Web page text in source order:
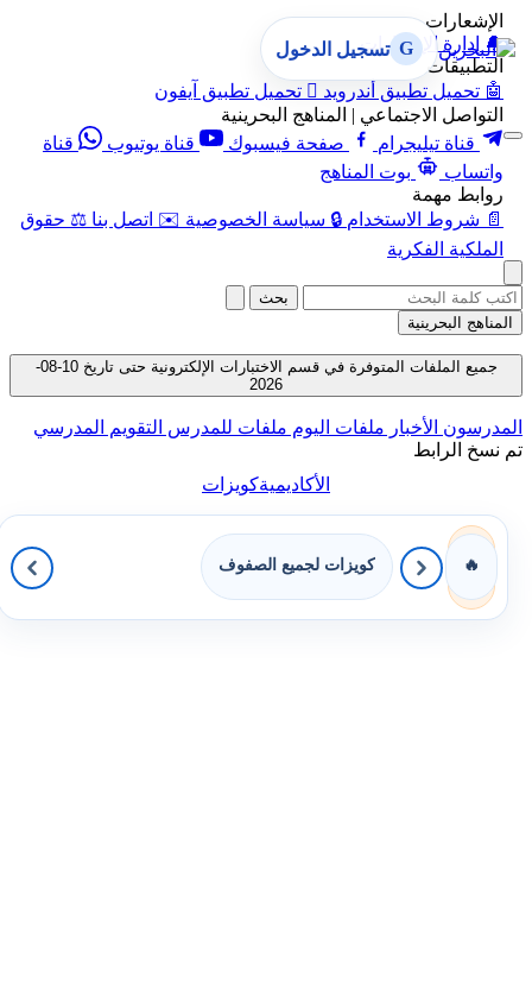
الإشعارات
🔔
إدارة الإشعارات
التطبيقات
🤖 تحميل تطبيق أندرويد  تحميل تطبيق آيفون
التواصل الاجتماعي | المناهج البحرينية
قناة تيليجرام
صفحة فيسبوك قناة يوتيوب
قناة
واتساب
بوت المناهج
روابط مهمة
📄 شروط الاستخدام 🔒 سياسة الخصوصية ✉️ اتصل بنا ⚖️ حقوق
الملكية الفكرية
G تسجيل الدخول
بحث
المناهج البحرينية
جميع الملفات المتوفرة في قسم الاختبارات الإلكترونية حتى تاريخ 10-08-
2026
المدرسون الأخبار ملفات اليوم ملفات للمدرس التقويم المدرسي
تم نسخ الرابط
الأكاديميةكويزات
🔥 كويزات لجميع الصفوف